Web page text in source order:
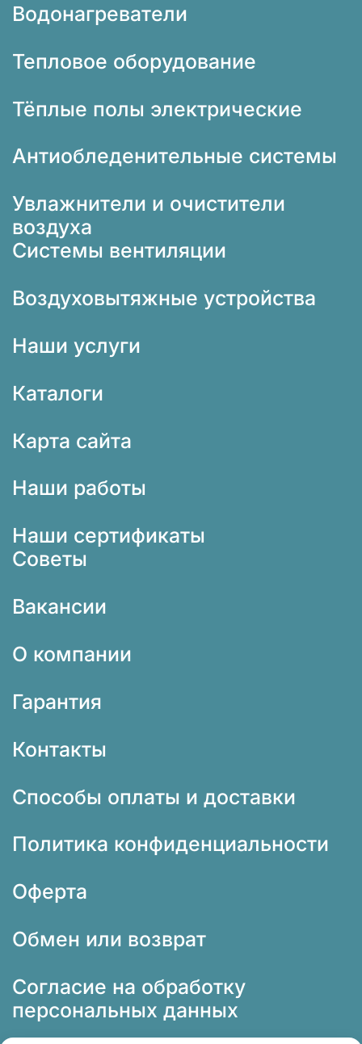
Водонагреватели
Тепловое оборудование
Тёплые полы электрические
Антиобледенительные системы
Увлажнители и очистители
воздуха
Системы вентиляции
Воздуховытяжные устройства
Наши услуги
Каталоги
Карта сайта
Наши работы
Наши сертификаты
Советы
Вакансии
О компании
Гарантия
Контакты
Способы оплаты и доставки
Политика конфиденциальности
Оферта
Обмен или возврат
Согласие на обработку
персональных данных